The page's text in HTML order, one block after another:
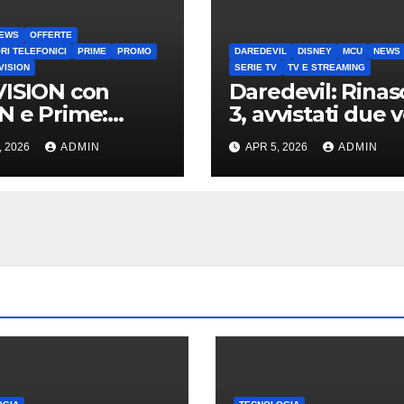
OFFERTE
TELEFONICI
PRIME
PROMO
con
e Prime:
promo per
TIM
2026 ADMIN
DAREDEVIL DISNEY MCU
NEWS
SERIE TV
TV E STREAMING
Daredevil:
3, avvistati due
noti sul set di
York
APR 5, 2026 ADMIN